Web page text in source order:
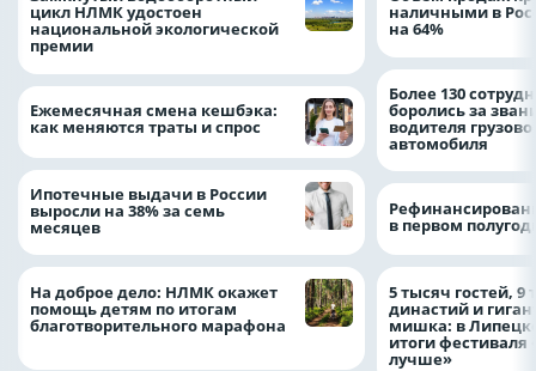
цикл НЛМК удостоен
национальной экологической
премии
Ежемесячная смена кешбэка:
как меняются траты и спрос
Ипотечные выдачи в России
выросли на 38% за семь
месяцев
На доброе дело: НЛМК окажет
помощь детям по итогам
благотворительного марафона
наличными в
на 64%
Более 130
боролись за
водителя
автомобиля
в первом
5 тысяч гостей, 9
династий и
мишка: в
итоги фестиваля
лучше»